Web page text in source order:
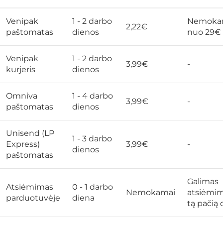
Venipak
paštomatas
1 - 2 darbo
dienos
2,22€
nuo 29€
Venipak
kurjeris
1 - 2 darbo
dienos
3,99€ -
Omniva
paštomatas
1 - 4 darbo
dienos
3,99€ -
Unisend (LP
Express)
paštomatas
1 - 3 darbo
dienos
3,99€ -
Atsiėmimas
parduotuvėje
0 - 1 darbo
diena
Nemokamai
Galimas
tą pačią